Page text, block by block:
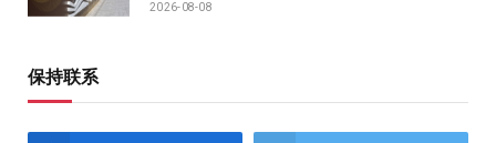
2026-08-08
保持联系